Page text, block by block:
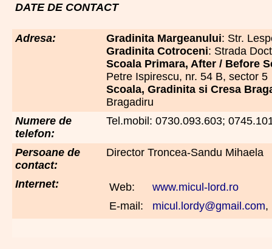
DATE DE CONTACT
Adresa: Gradinita Margeanului: Str.
Gradinita Cotroceni: Strada
Scoala Primara, After / Before
Petre Ispirescu, nr. 54 B, sector 5
Scoala, Gradinita si Cresa
Bragadiru
Numere de
telefon:
Tel.mobil: 0730.093.603;
Persoane de
contact:
Director Troncea-Sandu Mihaela
Internet: Web:
www.micul-lord.ro
E-mail:
micul.lordy@gmail.com,